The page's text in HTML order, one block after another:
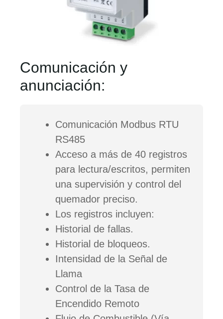
Comunicación y
anunciación:
Comunicación Modbus RTU
RS485
Acceso a más de 40 registros
para lectura/escritos, permiten
una supervisión y control del
quemador preciso.
Los registros incluyen:
Historial de fallas.
Historial de bloqueos.
Intensidad de la Señal de
Llama
Control de la Tasa de
Encendido Remoto